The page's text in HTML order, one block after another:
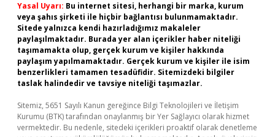
Yasal Uyarı: Bu internet sitesi, herhangi bir marka, kurum
veya şahıs şirketi ile hiçbir bağlantısı bulunmamaktadır.
Sitede yalnızca kendi hazırladığımız makaleler
paylaşılmaktadır. Burada yer alan içerikler haber niteliği
taşımamakta olup, gerçek kurum ve kişiler hakkında
paylaşım yapılmamaktadır. Gerçek kurum ve kişiler ile isim
benzerlikleri tamamen tesadüfidir. Sitemizdeki bilgiler
taslak halindedir ve tavsiye niteliği taşımazlar.
Sitemiz, 5651 Sayılı Kanun gereğince Bilgi Teknolojileri ve İletişim
Kurumu (BTK) tarafından onaylanmış bir Yer Sağlayıcı olarak hizmet
vermektedir. Bu nedenle, sitedeki içerikleri proaktif olarak denetleme